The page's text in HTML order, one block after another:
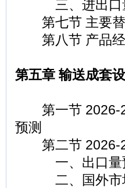
三、进出口
第七节 主要替
第八节 产品经
第五章 输送成套
第一节 2026-
预测
第二节 2026-
一、出口量
二、国外市